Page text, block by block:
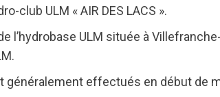
club ULM « AIR DES LACS ».
l’hydrobase ULM située à
généralement effectués en début de